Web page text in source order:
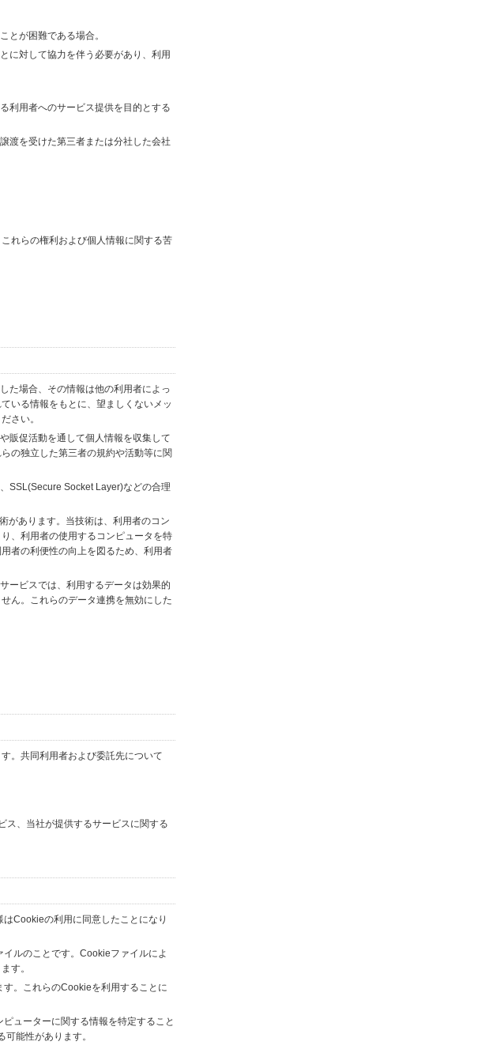
とが困難である場合。
に対して協力を伴う必要があり、利用
利用者へのサービス提供を目的とする
渡を受けた第三者または分社した会社
れらの権利および個人情報に関する苦
た場合、その情報は他の利用者によっ
いる情報をもとに、望ましくないメッ
さい。
販促活動を通して個人情報を収集して
の独立した第三者の規約や活動等に関
SSL(Secure Socket Layer)などの合理
があります。当技術は、利用者のコン
、利用者の使用するコンピュータを特
者の利便性の向上を図るため、利用者
ービスでは、利用するデータは効果的
ん。これらのデータ連携を無効にした
。共同利用者および委託先について
ス、当社が提供するサービスに関する
Cookieの利用に同意したことになり
ルのことです。Cookieファイルによ
す。
。これらのCookieを利用することに
ューターに関する情報を特定すること
能性があります。